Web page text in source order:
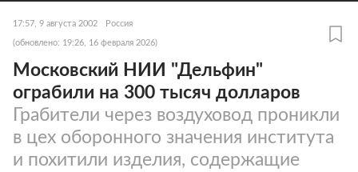
17:57, 9 августа 2002 Россия
(обновлено: 19:26, 16 февраля 2026)
Московский НИИ "Дельфин"
ограбили на 300 тысяч долларов
Грабители через воздуховод проникли
в цех оборонного значения института
и похитили изделия, содержащие